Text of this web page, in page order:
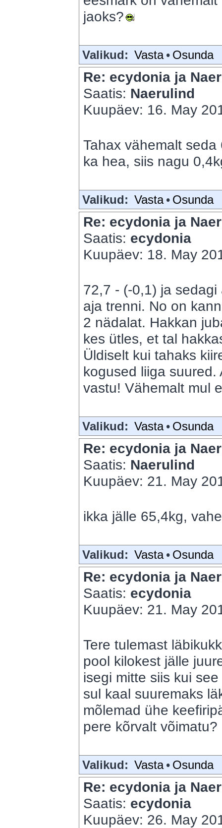
jaoks?
Valikud: Vasta • Osunda
Re: ecydonia ja
Saatis: Naerulind
Kuupäev: 16. May
Tahax vähemalt
ka hea, siis nagu
Valikud: Vasta • Osunda
Re: ecydonia ja
Saatis: ecydonia
Kuupäev: 18. May
72,7 - (-0,1) ja
aja trenni. No on
2 nädalat. Hakkan
kes ütles, et tal
Üldiselt kui tahaks
kogused liiga
vastu! Vähemalt mul
Valikud: Vasta • Osunda
Re: ecydonia ja
Saatis: Naerulind
Kuupäev: 21. May
ikka jälle 65,4kg,
Valikud: Vasta • Osunda
Re: ecydonia ja
Saatis: ecydonia
Kuupäev: 21. May
Tere tulemast
pool kilokest jälle
isegi mitte siis kui
sul kaal suuremaks
mõlemad ühe
pere kõrvalt võimatu?
Valikud: Vasta • Osunda
Re: ecydonia ja
Saatis: ecydonia
Kuupäev: 26. May